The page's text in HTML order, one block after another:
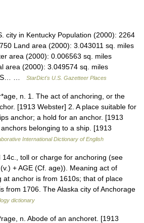
city in Kentucky Population (2000): 2264
Land area (2000): 3.043011 sq. miles
area (2000): 0.006563 sq. miles
area (2000): 3.049574 sq. miles
…
StarDict's U.S. Gazetteer Places
n. 1. The act of anchoring, or the
[1913 Webster] 2. A place suitable for
anchor; a hold for an anchor. [1913
belonging to a ship. [1913
International Dictionary of English
toll or charge for anchoring (see
+ AGE (Cf. age)). Meaning act of
at anchor is from 1610s; that of place
from 1706. The Alaska city of Anchorage
dictionary
n. Abode of an anchoret. [1913